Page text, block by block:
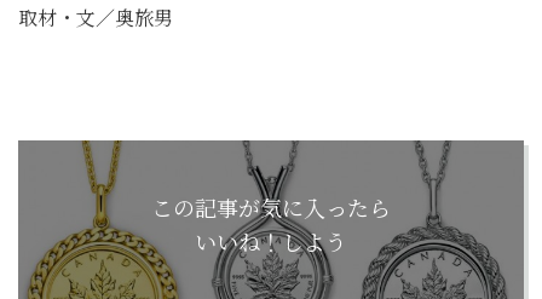
取材・文／奥旅男
この記事が気に入ったら
いいね！しよう